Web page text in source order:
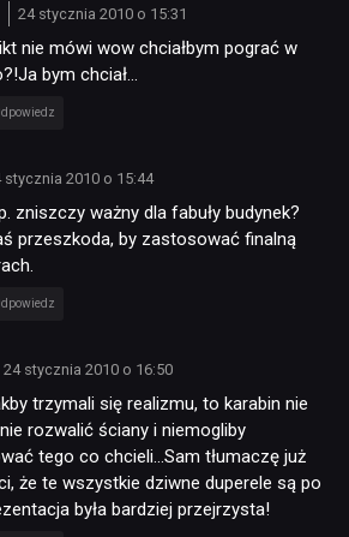
24 stycznia 2010 o 15:31
nie mówi wow chciałbym pograć w
bym chciał…
stycznia 2010 o 15:44
zniszczy ważny dla fabuły budynek?
przeszkoda, by zastosować finalną
24 stycznia 2010 o 16:50
trzymali się realizmu, to karabin nie
rozwalić ściany i niemogliby
tego co chcieli…Sam tłumaczę już
że te wszystkie dziwne duperele są po
była bardziej przejrzysta!